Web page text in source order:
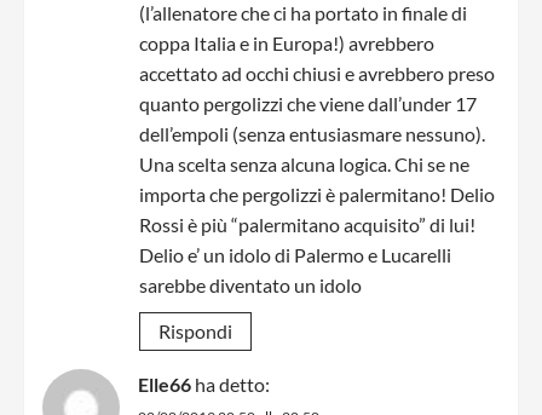
(l’allenatore che ci ha portato in finale di
coppa Italia e in Europa!) avrebbero
accettato ad occhi chiusi e avrebbero preso
quanto pergolizzi che viene dall’under 17
dell’empoli (senza entusiasmare nessuno).
Una scelta senza alcuna logica. Chi se ne
importa che pergolizzi è palermitano! Delio
Rossi è più “palermitano acquisito” di lui!
Delio e’ un idolo di Palermo e Lucarelli
sarebbe diventato un idolo
Rispondi
Elle66 ha detto: